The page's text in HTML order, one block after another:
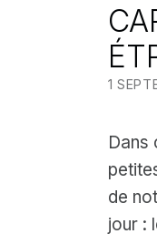
1
Dans
de
jour :